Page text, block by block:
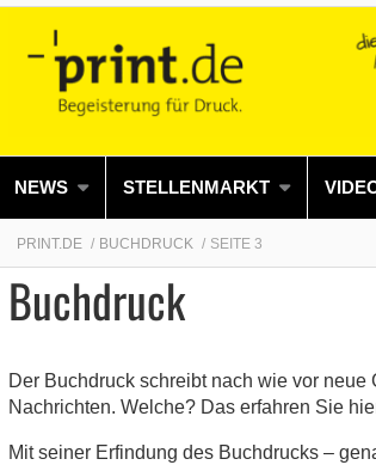
NEWS STELLENMARKT
PRINT.DE BUCHDRUCK SEITE 3
Buchdruck
Der Buchdruck schreibt nach wie vor
Nachrichten. Welche? Das erfahren Sie
Mit seiner Erfindung des Buchdrucks –